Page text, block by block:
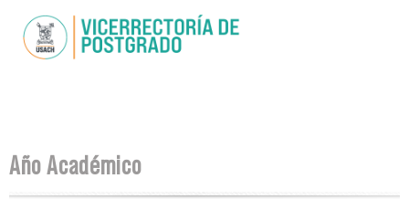
contenido
Se encuentra usted aquí
Año Académico